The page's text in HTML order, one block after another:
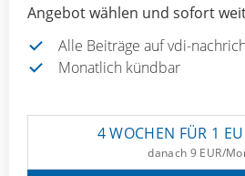
Angebot wählen und sofort
Alle Beiträge auf vdi-
Monatlich kündbar
4 WOCHEN FÜR 1
danach 9 EUR/